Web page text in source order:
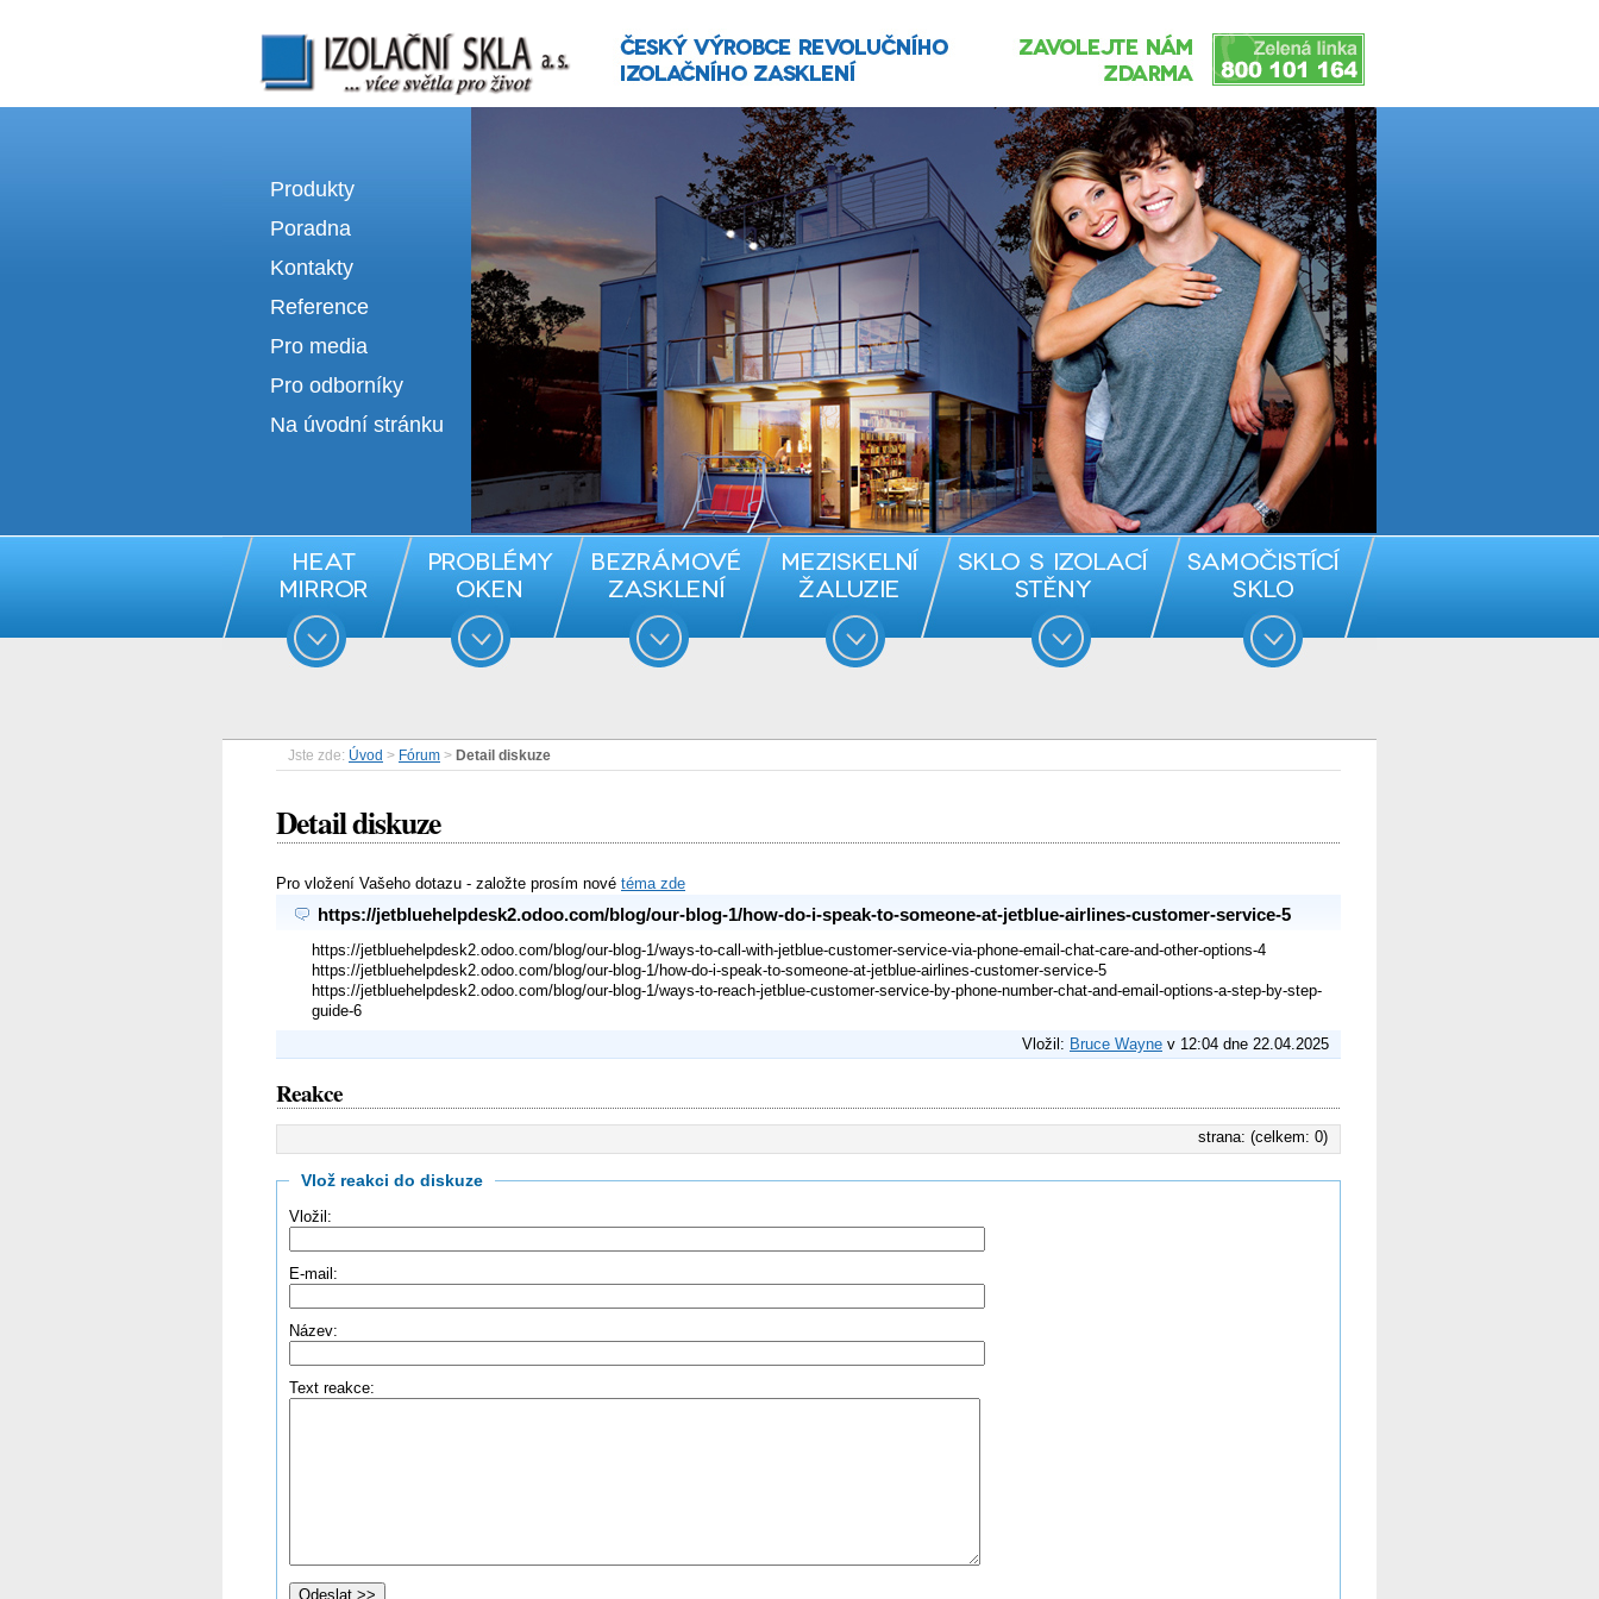
Izolační skla | výroba izolačních sklel
Produkty
Poradna
Kontakty
Reference
Pro media
Pro odborníky
Na úvodní stránku
Jste zde: Úvod > Fórum > Detail diskuze
Detail diskuze
Pro vložení Vašeho dotazu - založte prosím nové téma zde
https://jetbluehelpdesk2.odoo.com/blog/our-blog-1/how-do-i-speak-to-someone-at-jetblue-airlines-customer-service-5
https://jetbluehelpdesk2.odoo.com/blog/our-blog-1/ways-to-call-with-jetblue-customer-service-via-phone-email-chat-care-and-other-options-4
https://jetbluehelpdesk2.odoo.com/blog/our-blog-1/how-do-i-speak-to-someone-at-jetblue-airlines-customer-service-5
https://jetbluehelpdesk2.odoo.com/blog/our-blog-1/ways-to-reach-jetblue-customer-service-by-phone-number-chat-and-email-options-a-step-by-step-
guide-6
Vložil: Bruce Wayne v 12:04 dne 22.04.2025
Reakce
strana: (celkem: 0)
Vlož reakci do diskuze
Vložil:
E-mail:
Název:
Text reakce: